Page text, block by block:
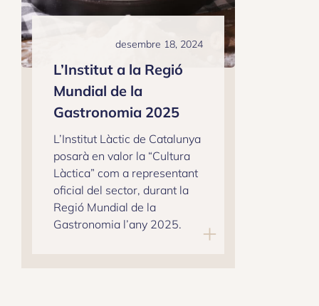
desembre 18, 2024
L’Institut a la Regió
Mundial de la
Gastronomia 2025
L’Institut Làctic de Catalunya
posarà en valor la “Cultura
Làctica” com a representant
oficial del sector, durant la
Regió Mundial de la
Gastronomia l’any 2025.